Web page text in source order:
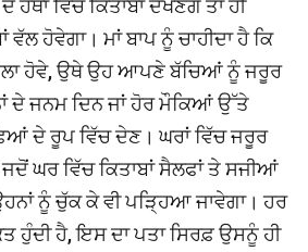
ਹੱਥਾਂ ਵਿੱਚ ਕਿਤਾਬਾਂ ਦੇਖਣਗੇ ਤਾਂ ਹੀ
ਵੱਲ ਹੋਵੇਗਾ। ਮਾਂ ਬਾਪ ਨੂੰ ਚਾਹੀਦਾ ਹੈ ਕਿ
ਹੋਵੇ, ਉਥੇ ਉਹ ਆਪਣੇ ਬੱਚਿਆਂ ਨੂੰ ਜਰੂਰ
ਦੇ ਜਨਮ ਦਿਨ ਜਾਂ ਹੋਰ ਮੌਕਿਆਂ ਉੱਤੇ
ਦੇ ਰੂਪ ਵਿੱਚ ਦੇਣ। ਘਰਾਂ ਵਿੱਚ ਜਰੂਰ
ਜਦੋਂ ਘਰ ਵਿੱਚ ਕਿਤਾਬਾਂ ਸੈਲਫਾਂ ਤੇ ਸਜੀਆਂ
ਨੂੰ ਚੁੱਕ ਕੇ ਵੀ ਪੜ੍ਹਿਆ ਜਾਵੇਗਾ। ਹਰ
ਹੁੰਦੀ ਹੈ, ਇਸ ਦਾ ਪਤਾ ਸਿਰਫ਼ ਉਸਨੂੰ ਹੀ